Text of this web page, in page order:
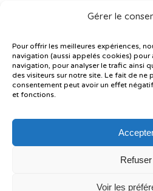
Gérer le
Pour offrir les meilleures expériences,
navigation (aussi appelés cookies)
navigation, pour analyser le trafic ainsi
des visiteurs sur notre site. Le fait de ne
consentement peut avoir un effet
et fonctions.
Refuser
Voir les
Plan du
Plainte – service
Politique de